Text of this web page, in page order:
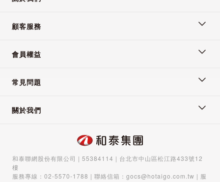
顧客服務
會員權益
常見問題
關於我們
和泰聯網股份有限公司 | 55384114 | 台北市中山區松江路433號12
樓
服務專線： 02-5570-1788 | 聯絡信箱： gocs@hotaigo.com.tw | 服